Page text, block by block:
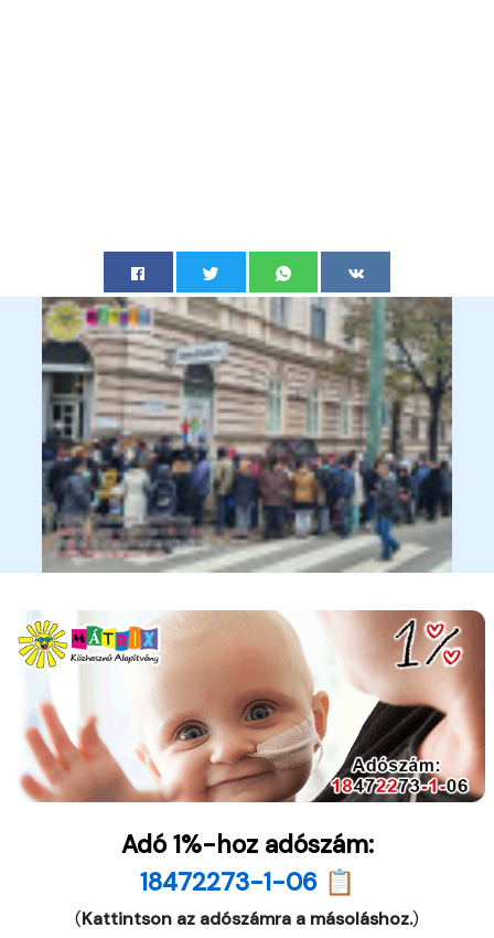
Adó 1%-hoz adószám:
18472273-1-06 📋
(Kattintson az adószámra a másoláshoz.)